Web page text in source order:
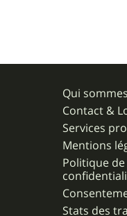
Qui
Contact &
Services
Mentions
Politique de
Stats des